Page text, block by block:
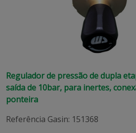
Regulador de pressão de dupla
saída de 10bar, para inertes,
ponteira
Referência Gasin: 151368